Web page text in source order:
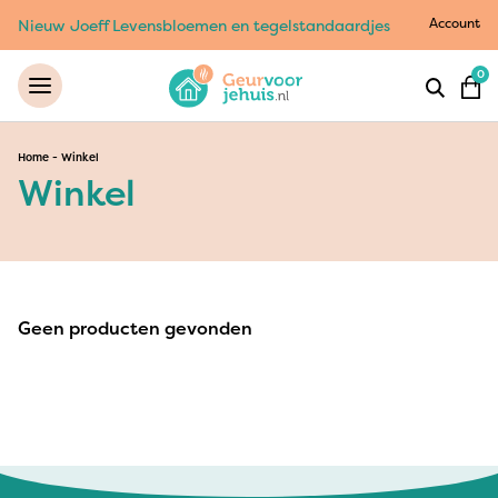
Nieuw Joeff Levensbloemen en tegelstandaardjes Account
0
Home - Winkel
Winkel
Geen producten gevonden